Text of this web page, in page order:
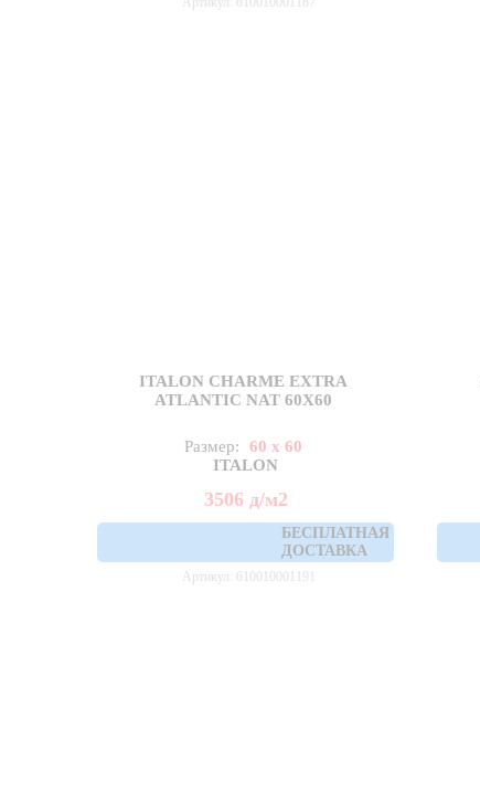
ITALON CHARME EXTRA
ATLANTIC NAT 60X60
Размер:
60 x 60
ITALON
3506 д/м2
БЕСПЛАТНАЯ
ДОСТАВКА
Артикул: 610010001191